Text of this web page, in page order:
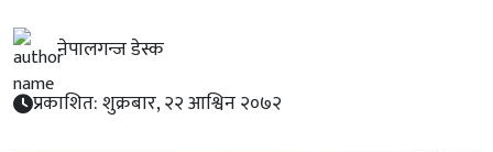
नेपालगन्ज डेस्क
प्रकाशित: शुक्रबार, २२ आश्विन २०७२